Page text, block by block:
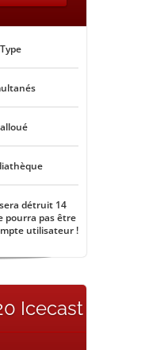
détruit 14
pourra pas être
utilisateur !
Icecast